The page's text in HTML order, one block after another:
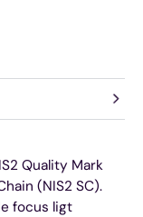
Quality Mark
(NIS2 SC).
focus ligt